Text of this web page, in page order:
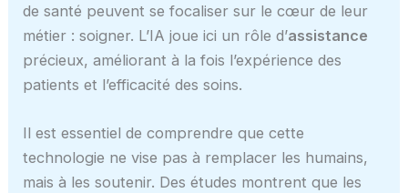
de santé peuvent se focaliser sur le cœur de leur
métier : soigner. L’IA joue ici un rôle d’assistance
précieux, améliorant à la fois l’expérience des
patients et l’efficacité des soins.
Il est essentiel de comprendre que cette
technologie ne vise pas à remplacer les humains,
mais à les soutenir. Des études montrent que les